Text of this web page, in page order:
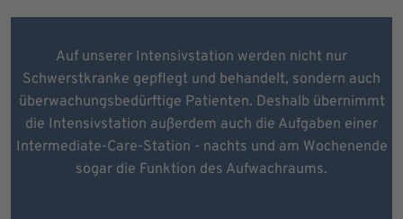
Auf unserer Intensivstation werden nicht nur
Schwerstkranke gepflegt und behandelt, sondern auch
überwachungsbedürftige Patienten. Deshalb übernimmt
die Intensivstation außerdem auch die Aufgaben einer
Intermediate-Care-Station - nachts und am Wochenende
sogar die Funktion des Aufwachraums.